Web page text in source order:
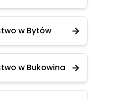
w Bytów
w Bukowina